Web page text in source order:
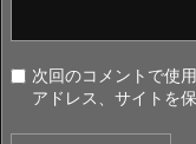
次回のコメントで使
アドレス、サイトを保